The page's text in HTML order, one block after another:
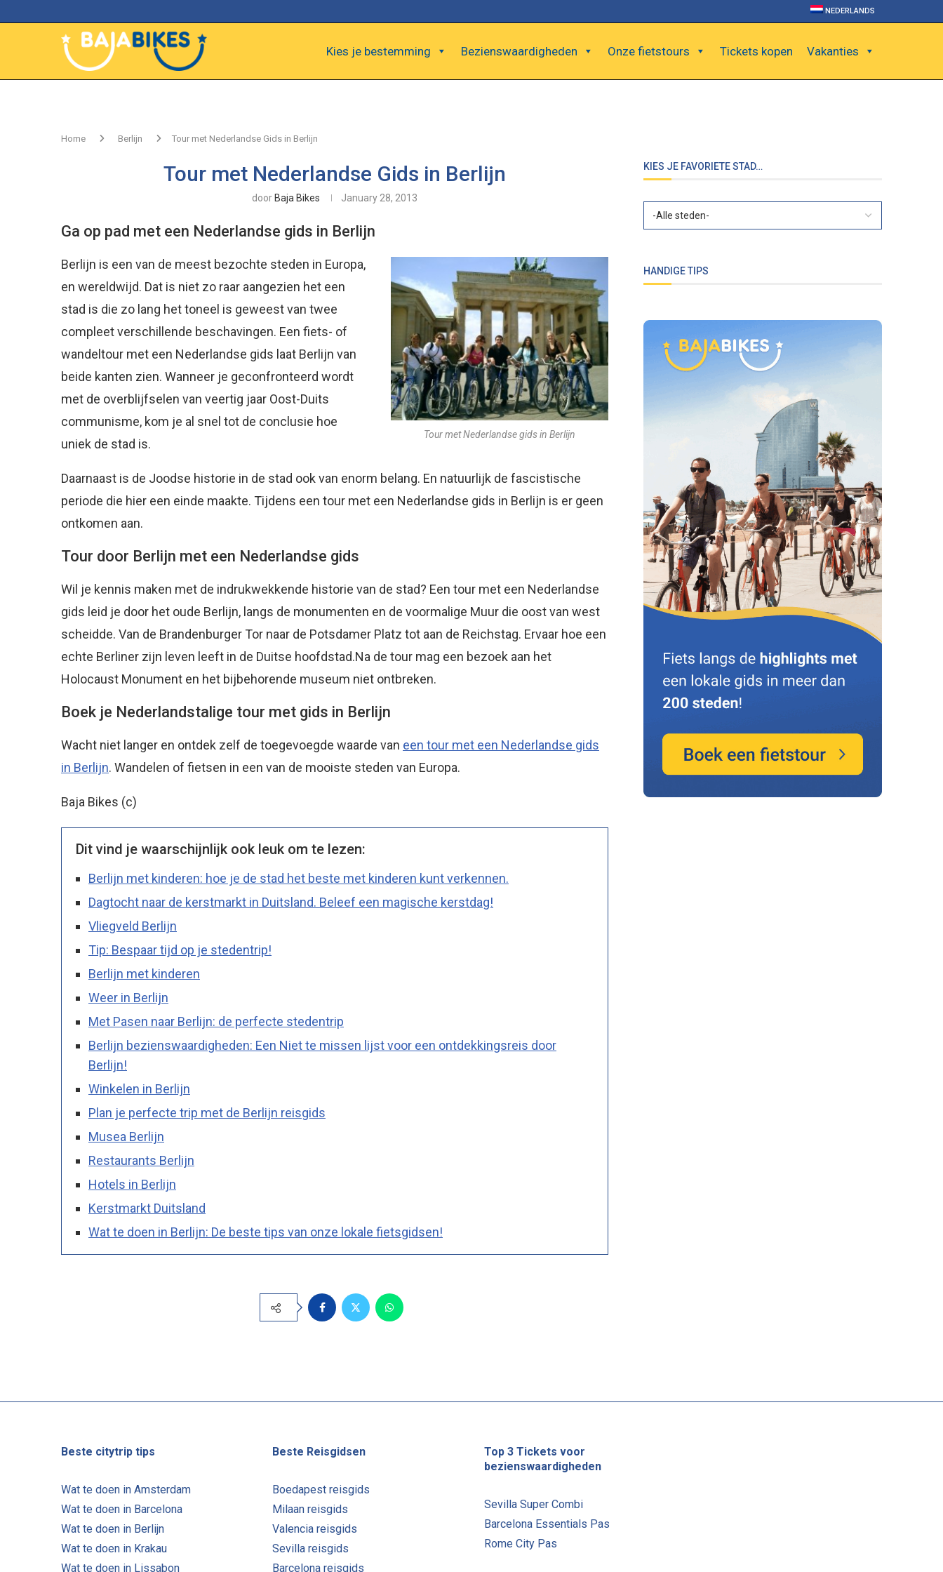
NEDERLANDS
Kies je bestemming Bezienswaardigheden Onze fietstours Tickets kopen Vakanties
Home Berlijn Tour met Nederlandse Gids in Berlijn
Tour met Nederlandse Gids in Berlijn
door Baja Bikes January 28, 2013
Ga op pad met een Nederlandse gids in Berlijn
Tour met Nederlandse gids in Berlijn
Berlijn is een van de meest bezochte steden in Europa,
en wereldwijd. Dat is niet zo raar aangezien het een
stad is die zo lang het toneel is geweest van twee
compleet verschillende beschavingen. Een fiets- of
wandeltour met een Nederlandse gids laat Berlijn van
beide kanten zien. Wanneer je geconfronteerd wordt
met de overblijfselen van veertig jaar Oost-Duits
communisme, kom je al snel tot de conclusie hoe
uniek de stad is.
Daarnaast is de Joodse historie in de stad ook van enorm belang. En natuurlijk de fascistische
periode die hier een einde maakte. Tijdens een tour met een Nederlandse gids in Berlijn is er geen
ontkomen aan.
Tour door Berlijn met een Nederlandse gids
Wil je kennis maken met de indrukwekkende historie van de stad? Een tour met een Nederlandse
gids leid je door het oude Berlijn, langs de monumenten en de voormalige Muur die oost van west
scheidde. Van de Brandenburger Tor naar de Potsdamer Platz tot aan de Reichstag. Ervaar hoe een
echte Berliner zijn leven leeft in de Duitse hoofdstad.Na de tour mag een bezoek aan het
Holocaust Monument en het bijbehorende museum niet ontbreken.
Boek je Nederlandstalige tour met gids in Berlijn
Wacht niet langer en ontdek zelf de toegevoegde waarde van een tour met een Nederlandse gids
in Berlijn. Wandelen of fietsen in een van de mooiste steden van Europa.
Baja Bikes (c)
Dit vind je waarschijnlijk ook leuk om te lezen:
Berlijn met kinderen: hoe je de stad het beste met kinderen kunt verkennen.
Dagtocht naar de kerstmarkt in Duitsland. Beleef een magische kerstdag!
Vliegveld Berlijn
Tip: Bespaar tijd op je stedentrip!
Berlijn met kinderen
Weer in Berlijn
Met Pasen naar Berlijn: de perfecte stedentrip
Berlijn bezienswaardigheden: Een Niet te missen lijst voor een ontdekkingsreis door
Berlijn!
Winkelen in Berlijn
Plan je perfecte trip met de Berlijn reisgids
Musea Berlijn
Restaurants Berlijn
Hotels in Berlijn
Kerstmarkt Duitsland
Wat te doen in Berlijn: De beste tips van onze lokale fietsgidsen!
KIES JE FAVORIETE STAD…
HANDIGE TIPS
Beste citytrip tips
Wat te doen in Amsterdam
Wat te doen in Barcelona
Wat te doen in Berlijn
Wat te doen in Krakau
Wat te doen in Lissabon
Beste Reisgidsen
Boedapest reisgids
Milaan reisgids
Valencia reisgids
Sevilla reisgids
Barcelona reisgids
Top 3 Tickets voor
bezienswaardigheden
Sevilla Super Combi
Barcelona Essentials Pas
Rome City Pas